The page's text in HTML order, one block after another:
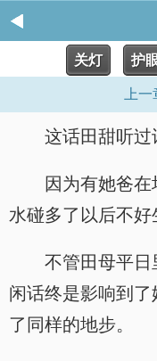
关灯 护
上
这话田甜听过
因为有她爸
水碰多了以后不好
不管田母平
闲话终是影响到
了同样的地步。